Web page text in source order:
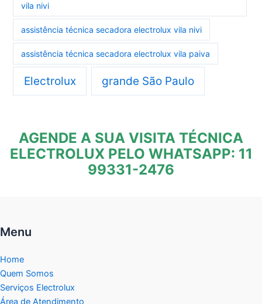
vila nivi
assistência técnica secadora electrolux vila nivi
assistência técnica secadora electrolux vila paiva
Electrolux grande São Paulo
AGENDE A SUA VISITA TÉCNICA
ELECTROLUX PELO WHATSAPP: 11
99331-2476
Menu
Home
Quem Somos
Serviços Electrolux
Área de Atendimento